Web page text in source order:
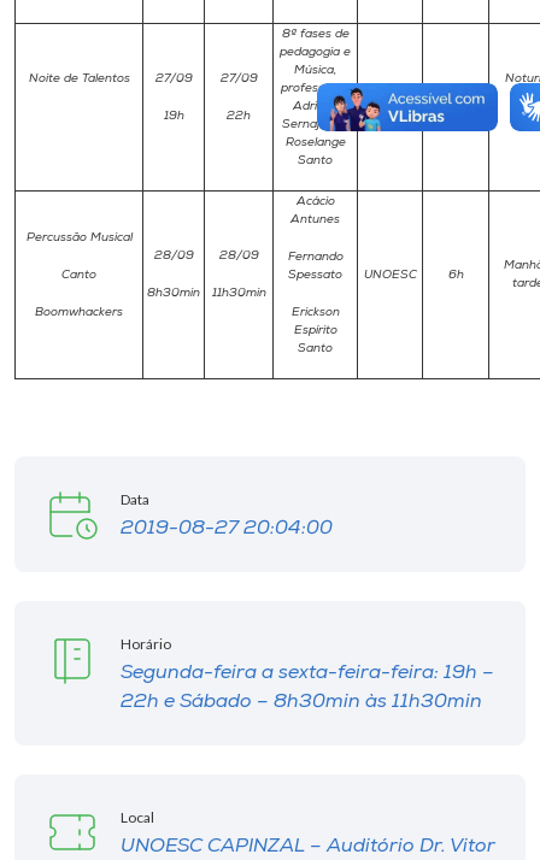
Noite de Talentos 27/09
19h
27/09
22h
8ª fases de
pedagogia e
Música,
professoras
Adriana
Sernajoto e
Roselange
Santo
Percussão Musical
Canto
Boomwhackers
28/09
8h30min
28/09
11h30min
Acácio
Antunes
Fernando
Spessato
Erickson
Espírito
Santo
UNOESC 6h
Data
2019-08-27 20:04:00
Horário
Segunda-feira a sexta-feira-feira: 19h –
22h e Sábado – 8h30min às 11h30min
Local
UNOESC CAPINZAL – Auditório Dr. Vitor